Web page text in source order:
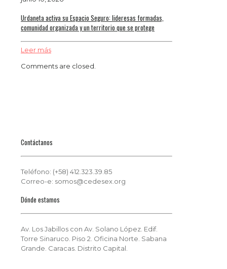
Urdaneta activa su Espacio Seguro: lideresas formadas,
comunidad organizada y un territorio que se protege
Leer más
Comments are closed.
Contáctanos
Teléfono: (+58) 412.323.39.85
Correo-e: somos@cedesex.org
Dónde estamos
Av. Los Jabillos con Av. Solano López. Edif.
Torre Sinaruco. Piso 2. Oficina Norte. Sabana
Grande. Caracas. Distrito Capital.